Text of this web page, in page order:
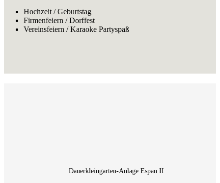
Hochzeit / Geburtstag
Firmenfeiern / Dorffest
Vereinsfeiern / Karaoke Partyspaß
Dauerkleingarten-Anlage Espan II